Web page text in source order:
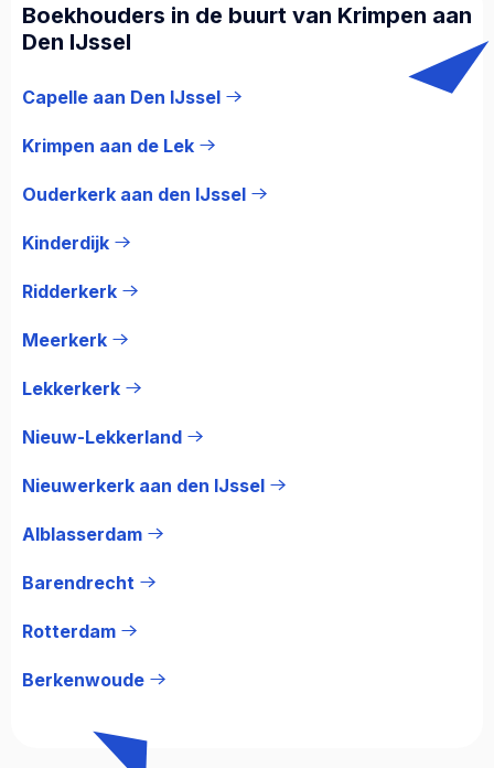
Boekhouders in de buurt van Krimpen aan
Den IJssel
Capelle aan Den IJssel
Krimpen aan de Lek
Ouderkerk aan den IJssel
Kinderdijk
Ridderkerk
Meerkerk
Lekkerkerk
Nieuw-Lekkerland
Nieuwerkerk aan den IJssel
Alblasserdam
Barendrecht
Rotterdam
Berkenwoude